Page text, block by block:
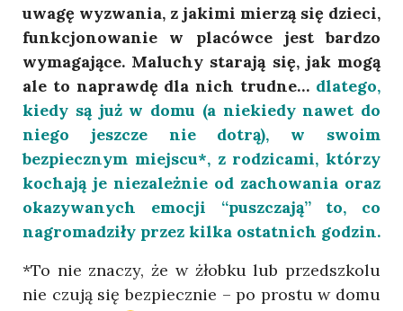
uwagę wyzwania, z jakimi mierzą się dzieci,
funkcjonowanie w placówce jest bardzo
wymagające. Maluchy starają się, jak mogą
ale to naprawdę dla nich trudne… dlatego,
kiedy są już w domu (a niekiedy nawet do
niego jeszcze nie dotrą), w swoim
bezpiecznym miejscu*, z rodzicami, którzy
kochają je niezależnie od zachowania oraz
okazywanych emocji “puszczają” to, co
nagromadziły przez kilka ostatnich godzin.
*To nie znaczy, że w żłobku lub przedszkolu
nie czują się bezpiecznie – po prostu w domu